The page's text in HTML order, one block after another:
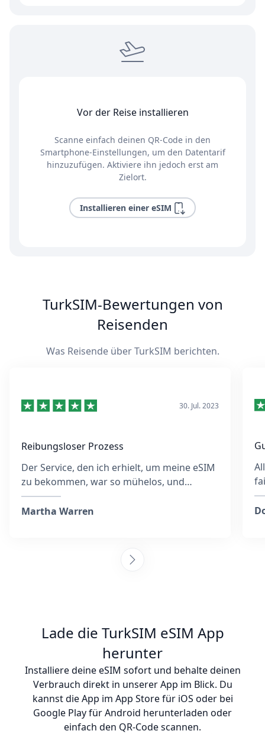
Vor der Reise installieren
Scanne einfach deinen QR-Code in den
Smartphone-Einstellungen, um den Datentarif
hinzuzufügen. Aktiviere ihn jedoch erst am
Zielort.
Installieren einer eSIM
TurkSIM-Bewertungen von
Reisenden
Was Reisende über TurkSIM berichten.
30. Jul. 2023
Reibungsloser Prozess
Der Service, den ich erhielt, um meine eSIM
zu bekommen, war so mühelos, und
obwohl ich möglicherweise die falsche E-
Mail-Adresse eingegeben hatte, reagierte
Anweisungen zur Aktivierung der eSIM und
stellten sicher, dass ich verbunden war. SIM-
einer echten SIM-Karte. Ich kann diese
Leute jederzeit gerne weiterempfehlen! :)
Martha Warren
Lade die TurkSIM eSIM App
herunter
Installiere deine eSIM sofort und behalte deinen
Verbrauch direkt in unserer App im Blick. Du
kannst die App im App Store für iOS oder bei
Google Play für Android herunterladen oder
einfach den QR-Code scannen.